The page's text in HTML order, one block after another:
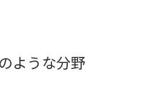
ような分野